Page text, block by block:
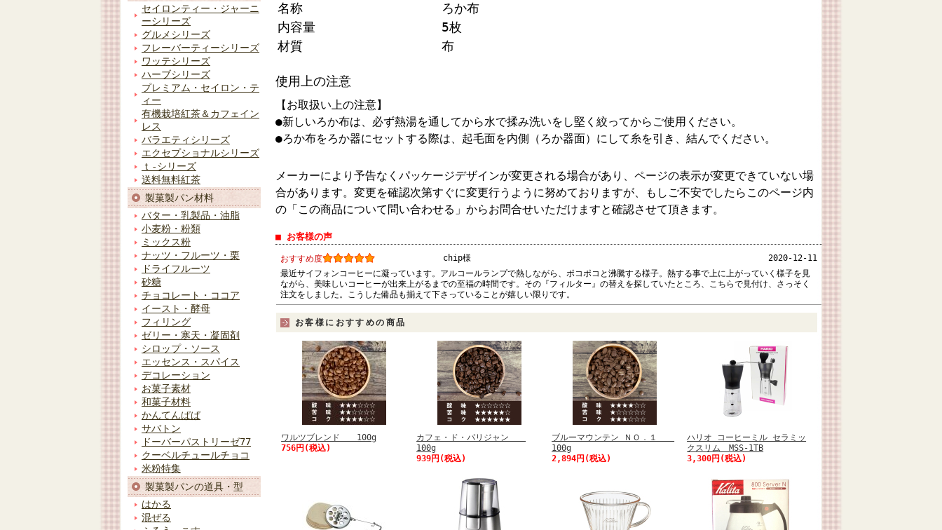
セイロンティー・ジャーニ
ーシリーズ
グルメシリーズ
フレーバーティーシリーズ
ワッテシリーズ
ハーブシリーズ
プレミアム・セイロン・テ
ィー
有機栽培紅茶＆カフェイン
レス
バラエティシリーズ
エクセプショナルシリーズ
ｔ-シリーズ
送料無料紅茶
製菓製パン材料
バター・乳製品・油脂
小麦粉・粉類
ミックス粉
ナッツ・フルーツ・栗
ドライフルーツ
砂糖
チョコレート・ココア
イースト・酵母
フィリング
ゼリー・寒天・凝固剤
シロップ・ソース
エッセンス・スパイス
デコレーション
お菓子素材
和菓子材料
かんてんぱぱ
サバトン
ドーバーパストリーゼ77
クーベルチュールチョコ
米粉特集
製菓製パンの道具・型
はかる
混ぜる
名称
ろか布
内容量
5枚
材質
布
使用上の注意
【お取扱い上の注意】
●新しいろか布は、必ず熱湯を通してから水で揉み洗いをし堅く絞ってからご使用ください。
●ろか布をろか器にセットする際は、起毛面を内側（ろか器面）にして糸を引き、結んでください。
メーカーにより予告なくパッケージデザインが変更される場合があり、ページの表示が変更できていない場
合があります。変更を確認次第すぐに変更行うように努めておりますが、もしご不安でしたらこのページ内
の「この商品について問い合わせる」からお問合せいただけますと確認させて頂きます。
■ お客様の声
おすすめ度 chip様
2020-12-11
最近サイフォンコーヒーに凝っています。アルコールランプで熱しながら、ポコポコと沸騰する様子。熱する事で上に上がっていく様子を見
ながら、美味しいコーヒーが出来上がるまでの至福の時間です。その『フィルター』の替えを探していたところ、こちらで見付け、さっそく
注文をしました。こうした備品も揃えて下さっていることが嬉しい限りです。
お客様におすすめの商品
ワルツブレンド 100g
756円(税込)
カフェ・ド・パリジャン
100g
939円(税込)
ブルーマウンテン ＮＯ．１
100g
2,894円(税込)
ハリオ コーヒーミル セラミッ
クスリム MSS-1TB
3,300円(税込)